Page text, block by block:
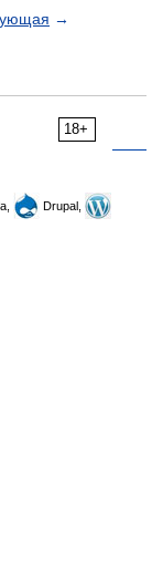
→
18+
Drupal,